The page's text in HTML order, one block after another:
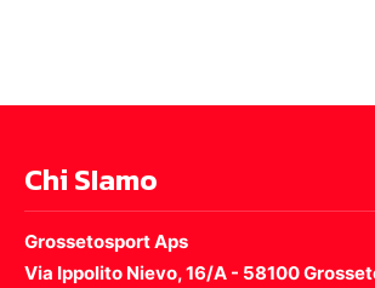
Chi SIamo
Grossetosport Aps
Via Ippolito Nievo, 16/A - 58100